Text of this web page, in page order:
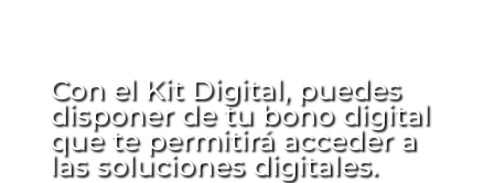
Con el Kit Digital, puedes
disponer de tu bono digital
que te permitirá acceder a
las soluciones digitales.